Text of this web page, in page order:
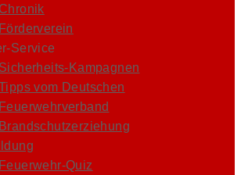
Chronik
Förderverein
Service
Sicherheits-Kampagnen
vom Deutschen
Feuerwehrverband
Brandschutzerziehung
Feuerwehr-Quiz